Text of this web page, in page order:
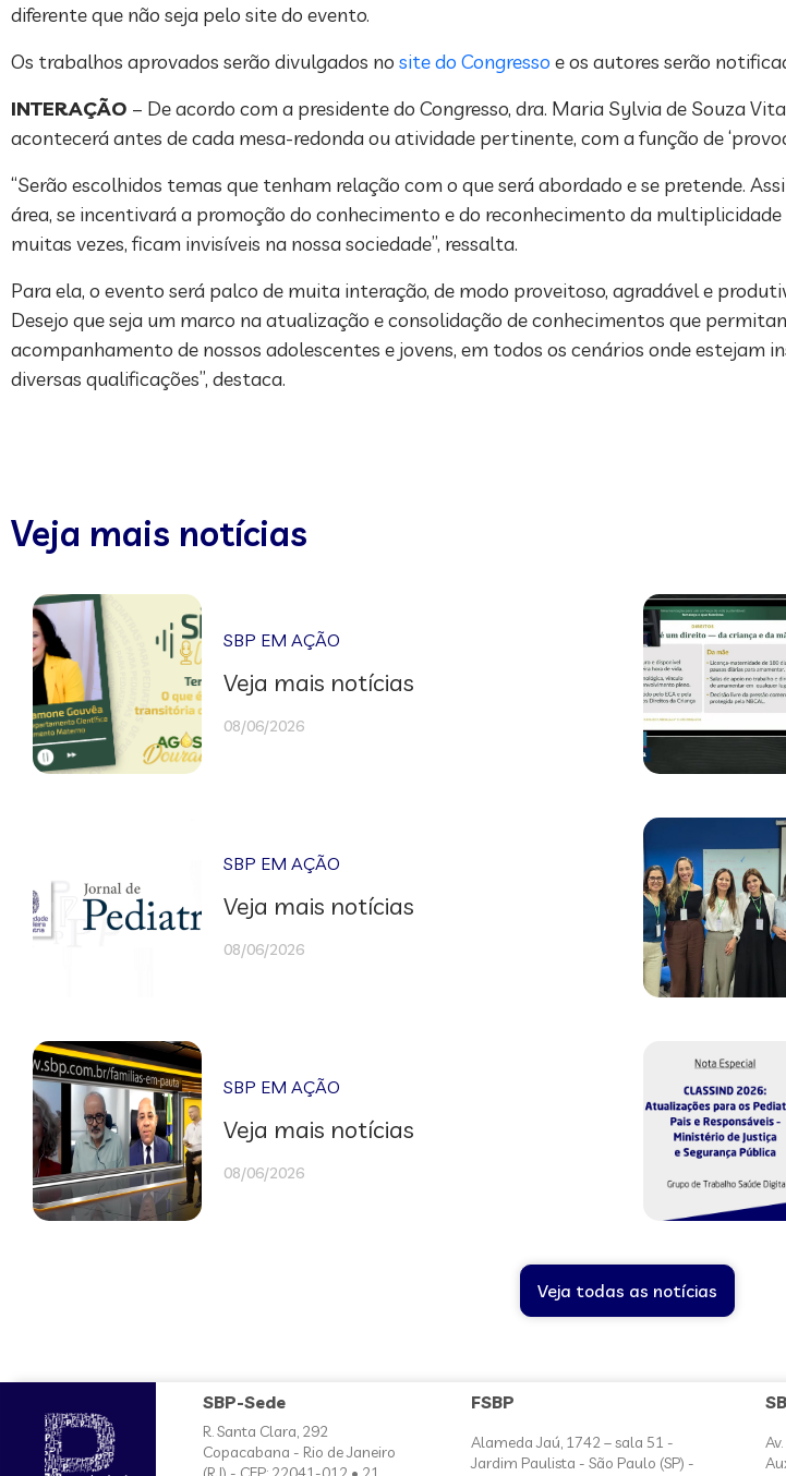
diferente que não seja pelo site do evento.
Os trabalhos aprovados serão divulgados no site do Congresso e os autores serão
INTERAÇÃO – De acordo com a presidente do Congresso, dra. Maria Sylvia de Souza
acontecerá antes de cada mesa-redonda ou atividade pertinente, com a função de
“Serão escolhidos temas que tenham relação com o que será abordado e se pretende.
área, se incentivará a promoção do conhecimento e do reconhecimento da
muitas vezes, ficam invisíveis na nossa sociedade”, ressalta.
Para ela, o evento será palco de muita interação, de modo proveitoso, agradável e
Desejo que seja um marco na atualização e consolidação de conhecimentos que
acompanhamento de nossos adolescentes e jovens, em todos os cenários onde estejam
diversas qualificações”, destaca.
Veja mais notícias
SBP EM AÇÃO
Veja mais notícias
08/06/2026
SBP EM AÇÃO
Veja mais notícias
08/06/2026
SBP EM AÇÃO
Veja mais notícias
08/06/2026
Veja todas as notícias
SBP-Sede
R. Santa Clara, 292
Copacabana - Rio de Janeiro
FSBP
Alameda Jaú, 1742 – sala 51 -
Jardim Paulista - São Paulo (SP) -